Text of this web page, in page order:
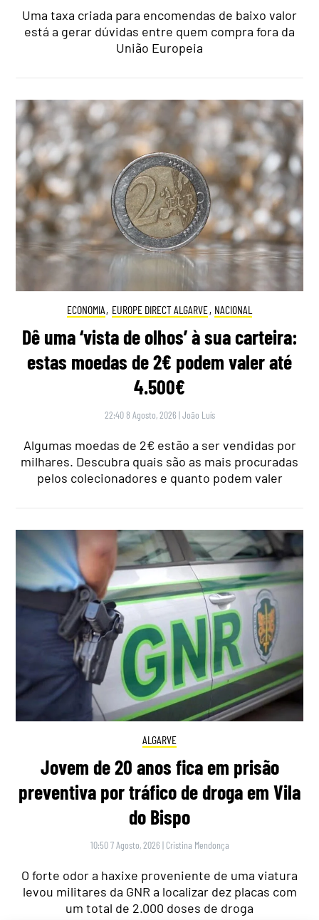
Uma taxa criada para encomendas de baixo valor
está a gerar dúvidas entre quem compra fora da
União Europeia
ECONOMIA, EUROPE DIRECT ALGARVE, NACIONAL
Dê uma ‘vista de olhos’ à sua carteira:
estas moedas de 2€ podem valer até
4.500€
22:40 8 Agosto, 2026 |João Luís
Algumas moedas de 2€ estão a ser vendidas por
milhares. Descubra quais são as mais procuradas
pelos colecionadores e quanto podem valer
ALGARVE
Jovem de 20 anos fica em prisão
preventiva por tráfico de droga em Vila
do Bispo
10:50 7 Agosto, 2026 | Cristina Mendonça
O forte odor a haxixe proveniente de uma viatura
levou militares da GNR a localizar dez placas com
um total de 2.000 doses de droga